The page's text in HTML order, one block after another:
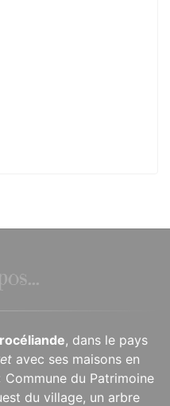
, dans le pays
avec ses maisons en
Commune du Patrimoine
du village, un arbre